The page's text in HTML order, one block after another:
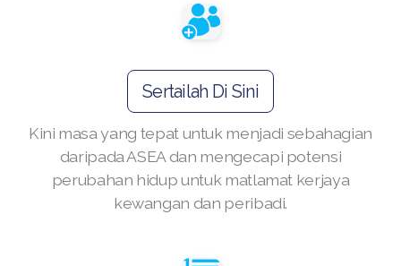
Sertailah Di Sini
Kini masa yang tepat untuk menjadi sebahagian
daripada ASEA dan mengecapi potensi
perubahan hidup untuk matlamat kerjaya
kewangan dan peribadi.
ASEA VIA LIFEMAX